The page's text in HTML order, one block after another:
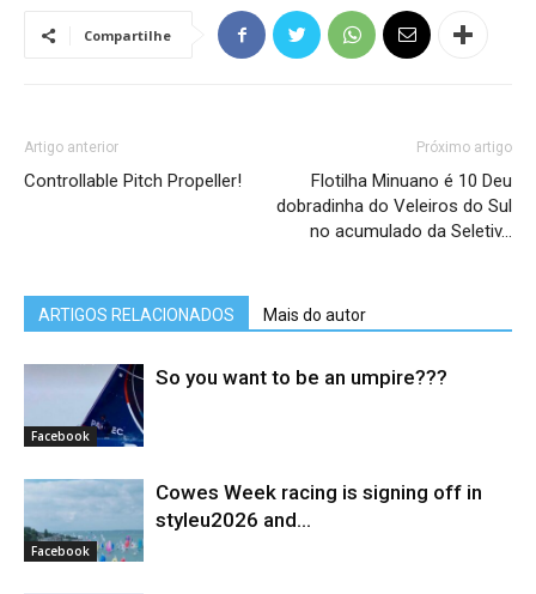
Compartilhe
Artigo anterior
Controllable Pitch Propeller!
Próximo artigo
Flotilha Minuano é 10 Deu
dobradinha do Veleiros do Sul
no acumulado da Seletiv…
ARTIGOS RELACIONADOS Mais do autor
Facebook
So you want to be an umpire???
Facebook
Cowes Week racing is signing off in
styleu2026 and...